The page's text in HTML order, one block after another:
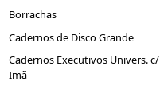
Borrachas
Cadernos de Disco Grande
Cadernos Executivos Univers. c/
Imã